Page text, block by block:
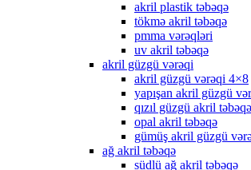
akril plastik təbəqə
tökmə akril təbəqə
pmma vərəqləri
uv akril təbəqə
akril güzgü vərəqi
akril güzgü vərəqi 4×8
yapışan akril güzgü
qızıl güzgü akril təbəqə
opal akril təbəqə
gümüş akril güzgü
ağ akril təbəqə
südlü ağ akril təbəqə